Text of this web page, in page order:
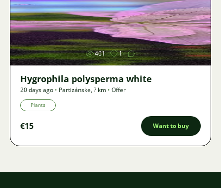
Image
461 1
Hygrophila polysperma white
20 days ago • Partizánske,? km • Offer
Plants
€15 Want to buy